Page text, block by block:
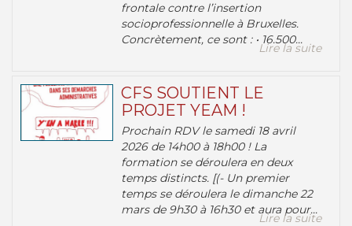
frontale contre l’insertion
socioprofessionnelle à Bruxelles.
Concrètement, ce sont : • 16.500...
Lire la suite
CFS SOUTIENT LE
PROJET YEAM !
Prochain RDV le samedi 18 avril
2026 de 14h00 à 18h00 ! La
formation se déroulera en deux
temps distincts. [(- Un premier
temps se déroulera le dimanche 22
mars de 9h30 à 16h30 et aura pour...
Lire la suite